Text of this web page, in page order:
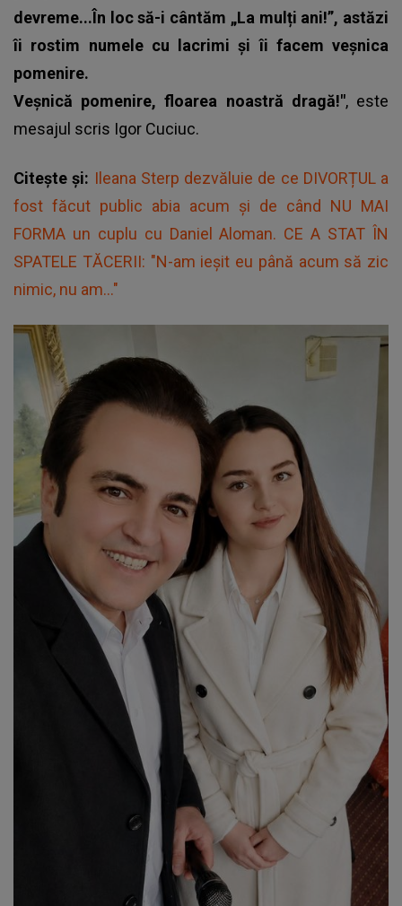
devreme...În loc să-i cântăm „La mulți ani!”, astăzi
îi rostim numele cu lacrimi și îi facem veșnica
pomenire.
Veșnică pomenire, floarea noastră dragă!", este
mesajul scris Igor Cuciuc.
Citește și: Ileana Sterp dezvăluie de ce DIVORȚUL a
fost făcut public abia acum și de când NU MAI
FORMA un cuplu cu Daniel Aloman. CE A STAT ÎN
SPATELE TĂCERII: "N-am ieșit eu până acum să zic
nimic, nu am..."